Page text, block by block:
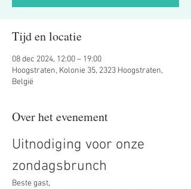
Tijd en locatie
08 dec 2024, 12:00 – 19:00
Hoogstraten, Kolonie 35, 2323 Hoogstraten,
België
Over het evenement
Uitnodiging voor onze
zondagsbrunch
Beste gast,